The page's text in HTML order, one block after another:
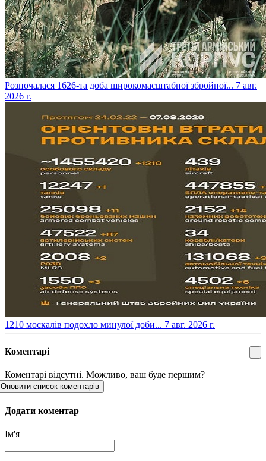
​Розпочалася 1626-та доба широкомасштабної збройної... 7 авг.
2026 г.
​1210 москалів подохло минулої доби... 7 авг. 2026 г.
Коментарі
Коментарі відсутні. Можливо, ваш буде першим?
Оновити список коментарів
Додати коментар
Ім'я